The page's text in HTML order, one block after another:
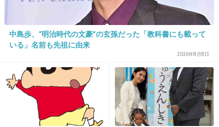
+477 -3
17. 匿名 2014/06/03(火) 10:39:13
原作ファンから叩かれそうで怖いけど
丸ちゃんなら上手く演じてくれると信じてます。楽しみです。
はい！丸山ファンです。
中島歩、“明治時代の文豪”の玄孫だった「教科書にも載って
いる」名前も先祖に由来
2026年8月8日